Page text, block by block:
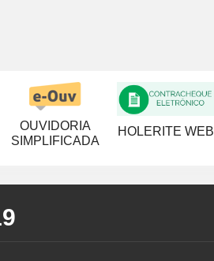
OUVIDORIA
SIMPLIFICADA
HOLERITE WEB